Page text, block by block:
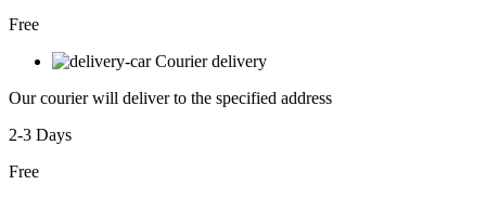
Free
Courier delivery
Our courier will deliver to the specified address
2-3 Days
Free